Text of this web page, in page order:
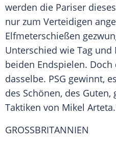
werden die Pariser
nur zum Verteidigen
Elfmeterschießen
Unterschied wie Tag und
beiden Endspielen. Doch
dasselbe. PSG gewinnt,
des Schönen, des
Taktiken von Mikel
GROSSBRITANNIEN